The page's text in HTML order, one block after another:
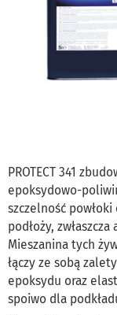
PROTECT 341
epoksydowo-
szczelność
podłoży,
Mieszanina tych
łączy ze sobą
epoksydu oraz
spoiwo dla